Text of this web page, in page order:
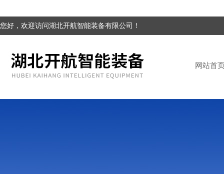
您好，欢迎访问湖北开航智能装备有限公司！
网站首